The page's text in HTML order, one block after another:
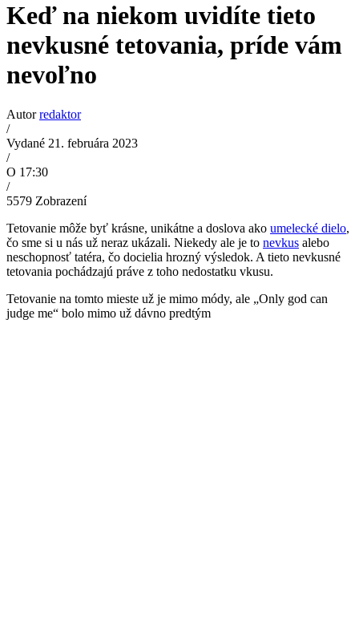
Keď na niekom uvidíte tieto
nevkusné tetovania, príde vám
nevoľno
Autorredaktor
/
Vydané 21. februára 2023
/
O 17:30
/
5579 Zobrazení
Tetovanie môže byť krásne, unikátne a doslova ako umelecké dielo,
čo sme si u nás už neraz ukázali. Niekedy ale je to nevkus alebo
neschopnosť tatéra, čo docielia hrozný výsledok. A tieto nevkusné
tetovania pochádzajú práve z toho nedostatku vkusu.
Tetovanie na tomto mieste už je mimo módy, ale „Only god can
judge me“ bolo mimo už dávno predtým